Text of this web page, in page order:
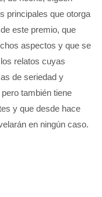
principales que otorga
este premio, que
aspectos y que se
relatos cuyas
de seriedad y
también tiene
y que desde hace
en ningún caso.